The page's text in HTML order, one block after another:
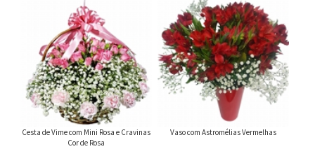
Cesta de Vime com Mini Rosa e Cravinas
Cor de Rosa
Vaso com Astromélias Vermelhas